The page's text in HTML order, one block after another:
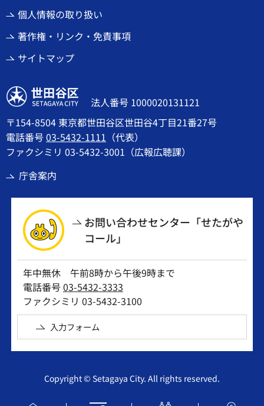
個人情報の取り扱い
著作権・リンク・免責事項
サイトマップ
世田谷区
法人番号 1000020131121
〒154-8504 東京都世田谷区世田谷4丁目21番27号
電話番号03-5432-1111 （代表）
ファクシミリ 03-5432-3001（広報広聴課）
庁舎案内
お問い合わせセンター「せたがや
コール」
年中無休 午前8時から午後9時まで
電話番号03-5432-3333
ファクシミリ 03-5432-3100
入力フォーム
Copyright © Setagaya City. All rights reserved.